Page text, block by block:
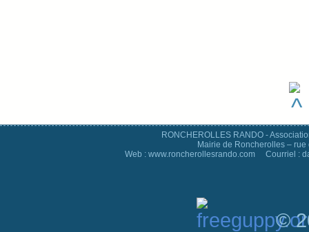
RONCHEROLLES RANDO -
Mairie de Roncherolles –
Web : www.roncherollesrando.com Courriel :
©